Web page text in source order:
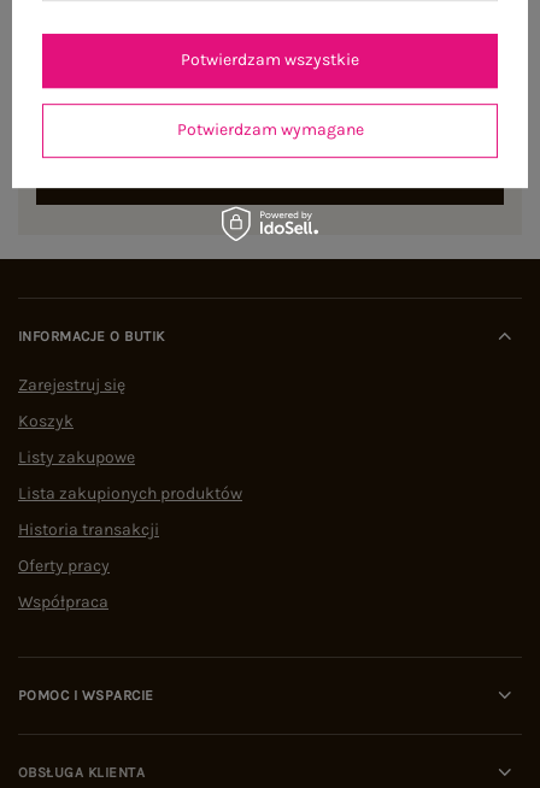
NEWSLETTER
pierwsze zamówienie
INFORMACJE O BUTIK
Zarejestruj się
Koszyk
Listy zakupowe
Lista zakupionych produktów
Historia transakcji
Oferty pracy
Współpraca
POMOC I WSPARCIE
OBSŁUGA KLIENTA
Potwierdzam wymagane
Potwierdzam wszystkie